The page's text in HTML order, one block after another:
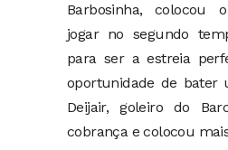
Barbosinha, colocou
jogar no segundo
para ser a estreia
oportunidade de bater
Deijair, goleiro do
cobrança e colocou